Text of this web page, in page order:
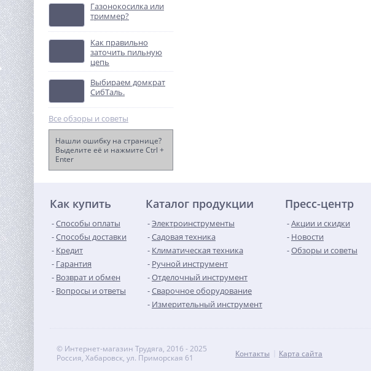
40 см, бесщеточный, с
1хАКБ 5 Ач и ЗУ
(2110607UB)
44 990
NEW
%
Дрель-шуруповерт акк.
Greenworks GD24DD90, 24V,
(3707507OUG)
Газонокосилка или
триммер?
Как правильно
заточить пильную
цепь
Выбираем домкрат
СибТаль.
Все обзоры и советы
Нашли ошибку на странице?
Выделите её и нажмите Ctrl +
Enter
Как купить
Способы оплаты
Способы доставки
Кредит
Гарантия
Возврат и обмен
Вопросы и ответы
Каталог продукции
Электроинструменты
Садовая техника
Климатическая техника
Ручной инструмент
Отделочный инструмент
Сварочное оборудование
Измерительный инструмент
Пресс-центр
Акции и скидки
Новости
Обзоры и советы
© Интернет-магазин Трудяга, 2016 - 2025
Россия, Хабаровск, ул. Приморская 61
Контакты Карта сайта